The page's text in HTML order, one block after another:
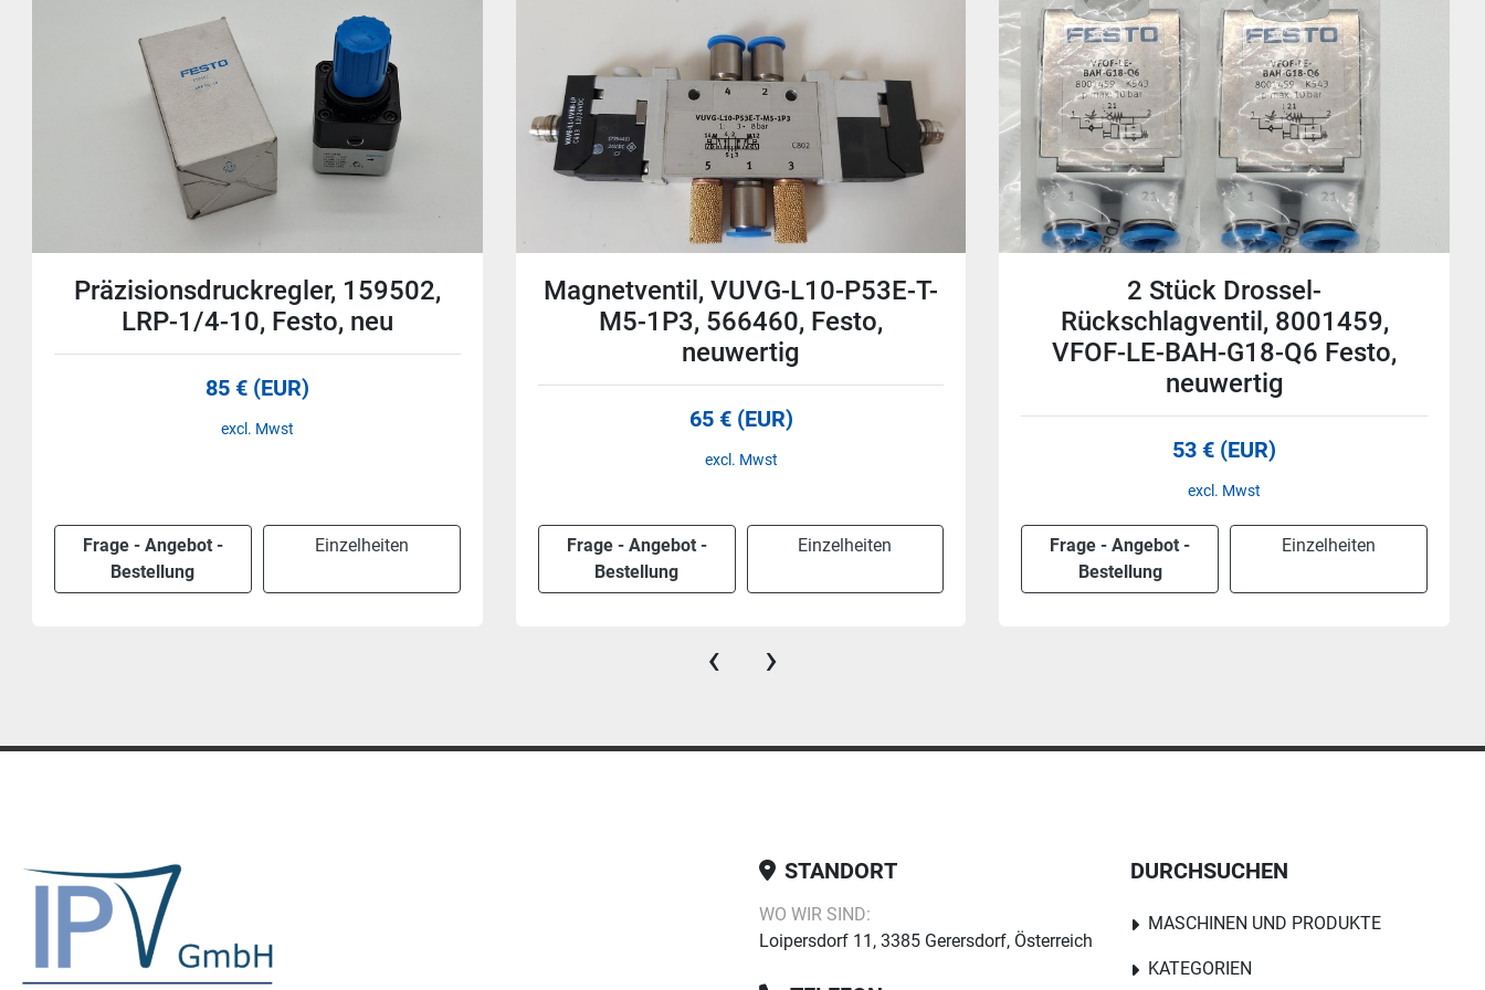
Magnetventil, VUVG-L10-P53E-T-
M5-1P3, 566460, Festo,
neuwertig
65 € (EUR)
Frage - Angebot -
Bestellung
Einzelheiten
2 Stück Drossel-
Rückschlagventil, 8001459,
VFOF-LE-BAH-G18-Q6 Festo,
neuwertig
53 € (EUR)
Frage - Angebot -
Bestellung
Einzelheiten
Magnetventil, 173004, MEBH-5/2-
1/8-B, Festo, neuwertig
83 € (EUR)
Frage - Angebot -
Bestellung
Einzelheiten
‹ ›
STANDORT
WO WIR SIND:
Loipersdorf 11, 3385 Gerersdorf, Österreich
DURCHSUCHEN
MASCHINEN UND PRODUKTE
KATEGORIEN